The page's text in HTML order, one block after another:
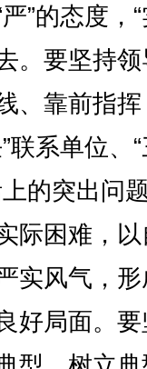
”的态度，“
。要坚持
、靠前指
联系单位、
的突出问
际困难，
实风气，
好局面。